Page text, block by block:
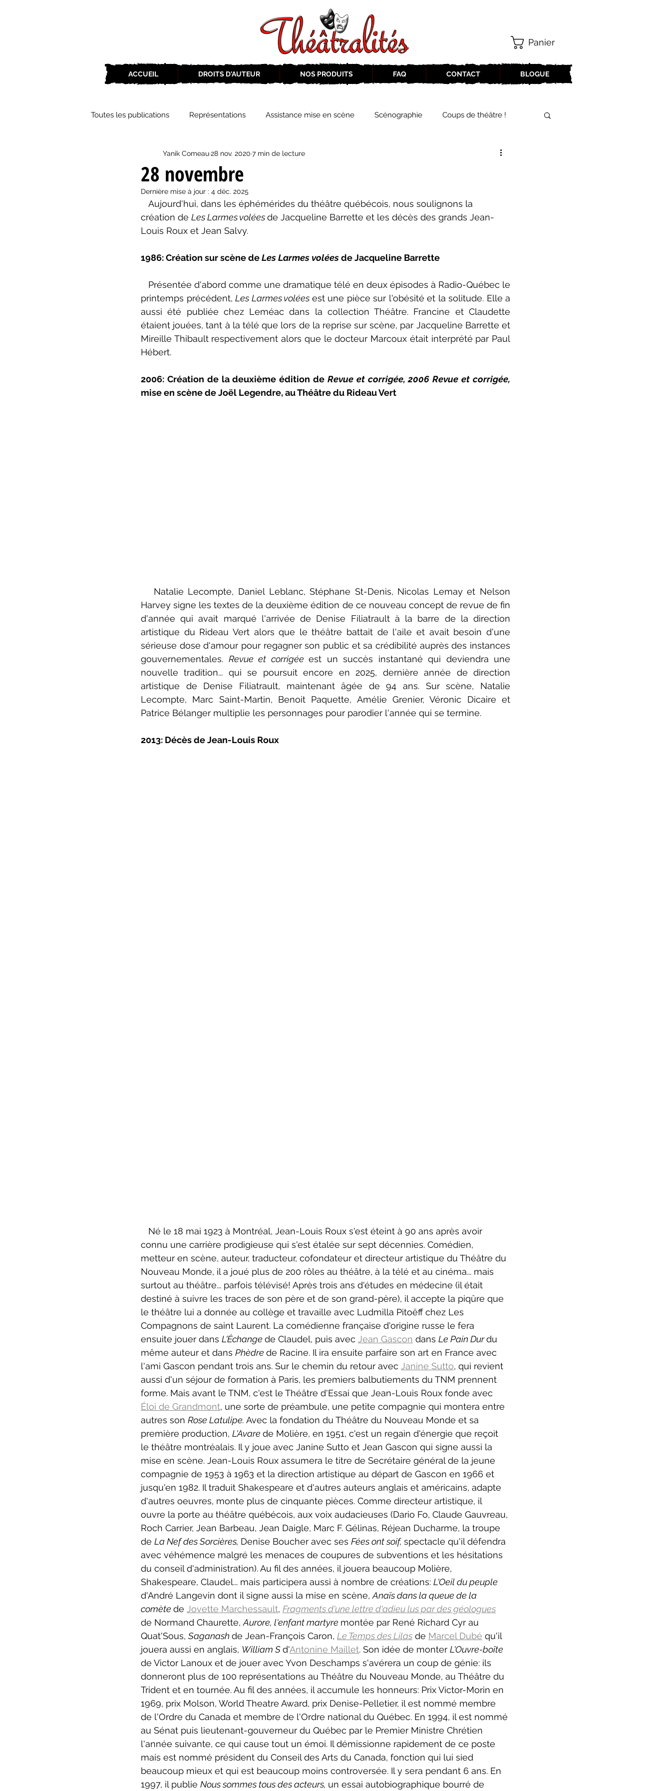
ACCUEIL DROITS D'AUTEUR NOS PRODUITS FAQ CONTACT BLOGUE
Panier
Toutes les publications Représentations Assistance mise en scène Scénographie Coups de théâtre !
ZoneCulture 2019-2020 Éphémérides du théâtre QC
ZoneCulture 2018-2019 ZoneCulture 2020-2021
ZoneCulture 2022-2023 ZoneCulture 2023-2024
28 novembre
Yanik Comeau28 nov. 2020 7 min de lecture
Dernière mise à jour : 4 déc. 2025
création de Les Larmes volées de Jacqueline Barrette et les décès des grands Jean-
Louis Roux et Jean Salvy.
1986: Création sur scène de Les Larmes volées de Jacqueline Barrette
printemps précédent, Les Larmes volées est une pièce sur l'obésité et la solitude. Elle a
aussi été publiée chez Leméac dans la collection Théâtre. Francine et Claudette
étaient jouées, tant à la télé que lors de la reprise sur scène, par Jacqueline Barrette et
Mireille Thibault respectivement alors que le docteur Marcoux était interprété par Paul
Hébert.
2006: Création de la deuxième édition de
mise en scène de Joël Legendre, au Théâtre du Rideau Vert
Harvey signe les textes de la deuxième édition de ce nouveau concept de revue de fin
d'année qui avait marqué l'arrivée de Denise Filiatrault à la barre de la direction
artistique du Rideau Vert alors que le théâtre battait de l'aile et avait besoin d'une
sérieuse dose d'amour pour regagner son public et sa crédibilité auprès des instances
gouvernementales. Revue et corrigée est un succès instantané qui deviendra une
nouvelle tradition... qui se poursuit encore en 2025, dernière année de direction
artistique de Denise Filiatrault, maintenant âgée de 94 ans. Sur scène, Natalie
Lecompte, Marc Saint-Martin, Benoit Paquette, Amélie Grenier, Véronic Dicaire et
Patrice Bélanger multiplie les personnages pour parodier l'année qui se termine.
2013: Décès de Jean-Louis Roux
   Né le 18 mai 1923 à Montréal,
Jean-Louis Roux s'est éteint à 90 ans après avoir
connu une carrière prodigieuse qui s'est étalée sur sept décennies. Comédien,
metteur en scène, auteur, traducteur, cofondateur et directeur artistique du Théâtre du
Nouveau Monde, il a joué plus de 200 rôles au théâtre, à la télé et au cinéma... mais
surtout au théâtre... parfois télévisé! Après trois ans d'études en médecine (il était
destiné à suivre les traces de son père et de son grand-père), il accepte la piqûre que
le théâtre lui a donnée au collège et travaille avec Ludmilla Pitoëff chez Les
Compagnons de saint Laurent. La comédienne française d'origine russe le fera
ensuite jouer dans L'Échange de Claudel, puis avec Jean Gascon dans Le Pain Dur du
même auteur et dans Phèdre de Racine. Il ira ensuite parfaire son art en France avec
l'ami Gascon pendant trois ans. Sur le chemin du retour avec Janine Sutto, qui revient
aussi d'un séjour de formation à Paris, les premiers balbutiements du TNM prennent
forme. Mais avant le TNM, c'est le Théâtre d'Essai que Jean-Louis Roux fonde avec
Éloi de Grandmont, une sorte de préambule, une petite compagnie qui montera entre
autres son Rose Latulipe. Avec la fondation du Théâtre du Nouveau Monde et sa
première production, L'Avare de Molière, en 1951, c'est un regain d'énergie que reçoit
le théâtre montréalais. Il y joue avec Janine Sutto et Jean Gascon qui signe aussi la
mise en scène. Jean-Louis Roux assumera le titre de Secrétaire général de la jeune
compagnie de 1953 à 1963 et la direction artistique au départ de Gascon en 1966 et
jusqu'en 1982. Il traduit Shakespeare et d'autres auteurs anglais et américains, adapte
d'autres oeuvres, monte plus de cinquante pièces. Comme directeur artistique, il
ouvre la porte au théâtre québécois, aux voix audacieuses (Dario Fo, Claude Gauvreau,
Roch Carrier, Jean Barbeau, Jean Daigle, Marc F. Gélinas, Réjean Ducharme, la troupe
de La Nef des Sorcières, Denise Boucher avec ses Fées ont soif, spectacle qu'il défendra
avec véhémence malgré les menaces de coupures de subventions et les hésitations
du conseil d'administration). Au fil des années, il jouera beaucoup Molière,
Shakespeare, Claudel... mais participera aussi à nombre de créations: L'Oeil du peuple
d'André Langevin dont il signe aussi la mise en scène, Anaïs dans la queue de la
comète de Jovette Marchessault, Fragments d'une lettre d'adieu lus par des géologues
de Normand Chaurette, Aurore, l'enfant martyre montée par René Richard Cyr au
Quat'Sous, Saganash de Jean-François Caron, Le Temps des Lilas de Marcel Dubé qu'il
jouera aussi en anglais, William S d'Antonine Maillet. Son idée de monter L'Ouvre-boîte
de Victor Lanoux et de jouer avec Yvon Deschamps s'avérera un coup de génie: ils
donneront plus de 100 représentations au Théâtre du Nouveau Monde, au Théâtre du
Trident et en tournée. Au fil des années, il accumule les honneurs: Prix Victor-Morin en
1969, prix Molson, World Theatre Award, prix Denise-Pelletier, il est nommé membre
de l'Ordre du Canada et membre de l'Ordre national du Québec. En 1994, il est nommé
au Sénat puis lieutenant-gouverneur du Québec par le Premier Ministre Chrétien
l'année suivante, ce qui cause tout un émoi. Il démissionne rapidement de ce poste
mais est nommé président du Conseil des Arts du Canada, fonction qui lui sied
beaucoup mieux et qui est beaucoup moins controversée. Il y sera pendant 6 ans. En
1997, il publie Nous sommes tous des acteurs, un essai autobiographique bourré de